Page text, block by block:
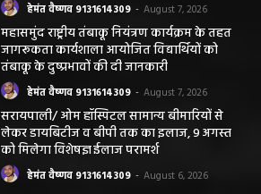
हेमंत वैष्णव 9131614309 - August 7, 2026
महासमुंद राष्ट्रीय तंबाकू नियंत्रण कार्यक्रम के तहत
जागरूकता कार्यशाला आयोजित विद्यार्थियों को
तंबाकू के दुष्प्रभावों की दी जानकारी
हेमंत वैष्णव 9131614309 - August 7, 2026
सरायपाली/ ओम हॉस्पिटल सामान्य बीमारियों से
लेकर डायबिटीज व बीपी तक का इलाज, 9 अगस्त
को मिलेगा विशेषज्ञ ईलाज परामर्श
हेमंत वैष्णव 9131614309 - August 6, 2026